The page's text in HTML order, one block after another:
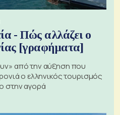
- Πώς αλλάζει ο
[γραφήματα]
από την αύξηση που
ο ελληνικός τουρισμός
στην αγορά